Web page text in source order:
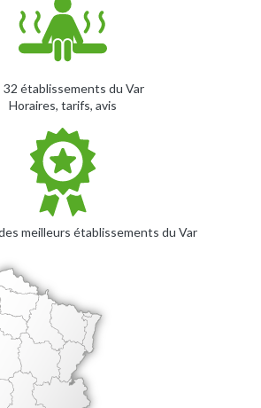
32 établissements du Var
Horaires, tarifs, avis
meilleurs établissements du Var